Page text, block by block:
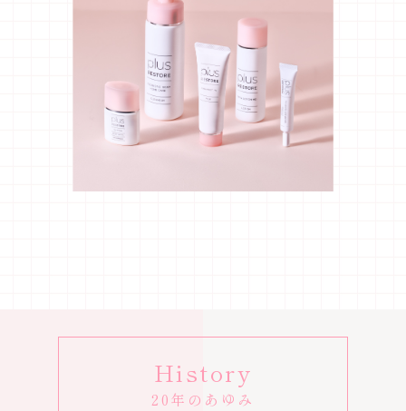
History
20年のあゆみ